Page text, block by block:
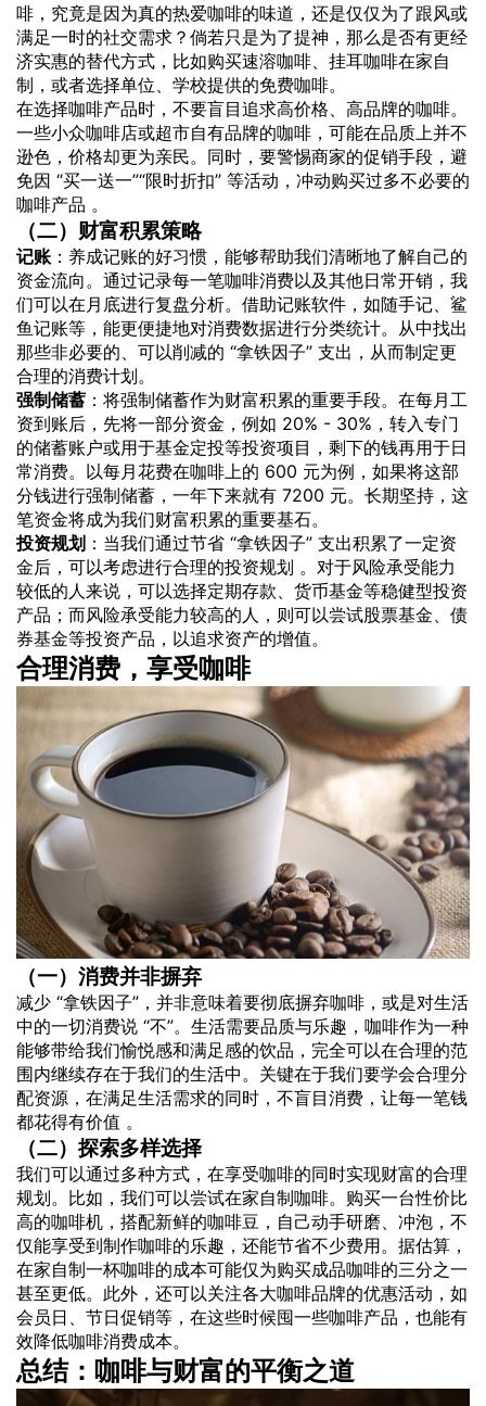
啡，究竟是因为真的热爱咖啡的味道，还是仅仅为了跟风或
满足一时的社交需求？倘若只是为了提神，那么是否有更经
济实惠的替代方式，比如购买速溶咖啡、挂耳咖啡在家自
制，或者选择单位、学校提供的免费咖啡。
在选择咖啡产品时，不要盲目追求高价格、高品牌的咖啡。
一些小众咖啡店或超市自有品牌的咖啡，可能在品质上并不
逊色，价格却更为亲民。同时，要警惕商家的促销手段，避
免因 “买一送一”“限时折扣” 等活动，冲动购买过多不必要的
咖啡产品 。
（二）财富积累策略
记账 ：养成记账的好习惯，能够帮助我们清晰地了解自己的
资金流向。通过记录每一笔咖啡消费以及其他日常开销，我
们可以在月底进行复盘分析。借助记账软件，如随手记、鲨
鱼记账等，能更便捷地对消费数据进行分类统计。从中找出
那些非必要的、可以削减的 “拿铁因子” 支出，从而制定更
合理的消费计划。
强制储蓄 ：将强制储蓄作为财富积累的重要手段。在每月工
资到账后，先将一部分资金，例如 20% - 30%，转入专门
的储蓄账户或用于基金定投等投资项目，剩下的钱再用于日
常消费。以每月花费在咖啡上的 600 元为例，如果将这部
分钱进行强制储蓄，一年下来就有 7200 元。长期坚持，这
笔资金将成为我们财富积累的重要基石。
投资规划 ：当我们通过节省 “拿铁因子” 支出积累了一定资
金后，可以考虑进行合理的投资规划 。对于风险承受能力
较低的人来说，可以选择定期存款、货币基金等稳健型投资
产品；而风险承受能力较高的人，则可以尝试股票基金、债
券基金等投资产品，以追求资产的增值。
合理消费，享受咖啡
（一）消费并非摒弃
减少 “拿铁因子”，并非意味着要彻底摒弃咖啡，或是对生活
中的一切消费说 “不”。生活需要品质与乐趣，咖啡作为一种
能够带给我们愉悦感和满足感的饮品，完全可以在合理的范
围内继续存在于我们的生活中。关键在于我们要学会合理分
配资源，在满足生活需求的同时，不盲目消费，让每一笔钱
都花得有价值 。
（二）探索多样选择
我们可以通过多种方式，在享受咖啡的同时实现财富的合理
规划。比如，我们可以尝试在家自制咖啡。购买一台性价比
高的咖啡机，搭配新鲜的咖啡豆，自己动手研磨、冲泡，不
仅能享受到制作咖啡的乐趣，还能节省不少费用。据估算，
在家自制一杯咖啡的成本可能仅为购买成品咖啡的三分之一
甚至更低。此外，还可以关注各大咖啡品牌的优惠活动，如
会员日、节日促销等，在这些时候囤一些咖啡产品，也能有
效降低咖啡消费成本。
总结：咖啡与财富的平衡之道